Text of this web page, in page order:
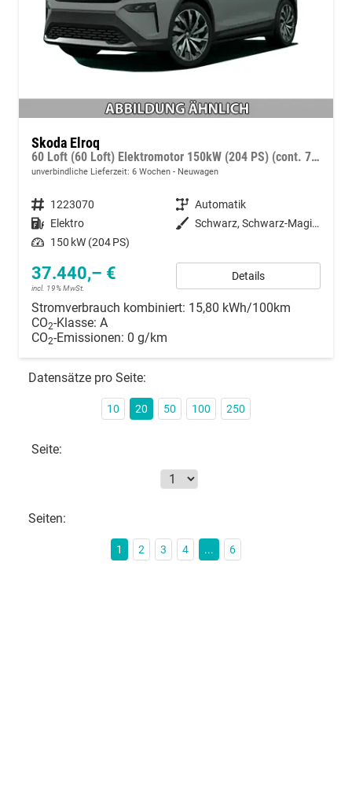
Skoda Elroq
60 Loft (60 Loft) Elektromotor 150kW (204 PS) (cont. 70 kW)
unverbindliche Lieferzeit: 6 Wochen Neuwagen
Fahrzeugnummer 1223070 Getriebe Automatik
Kraftstoff Elektro Außenfarbe
Schwarz, Schwarz-Magic Perleffekt (1Z)
Leistung 150 kW (204 PS)
37.440,– €
incl. 19% MwSt.
Details
Stromverbrauch kombiniert: 15,80 kWh/100km
CO2-Klasse: A
CO2-Emissionen: 0 g/km
Datensätze pro Seite:
10 20 50 100 250
Seite:
Seiten:
1 2 3 4 ... 6